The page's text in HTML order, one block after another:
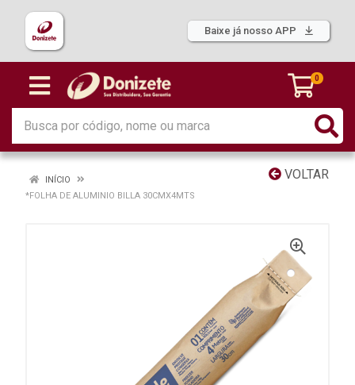
Baixe já nosso APP
0
VOLTAR
INÍCIO
*FOLHA DE ALUMINIO BILLA 30CMX4MTS